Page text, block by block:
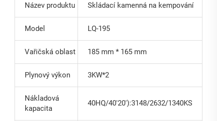
Název produktu Skládací kamenná na kempování
Model LQ-195
Vařičská oblast 185 mm * 165 mm
Plynový výkon 3KW*2
Nákladová
kapacita
40HQ/40'20'):3148/2632/1340KS